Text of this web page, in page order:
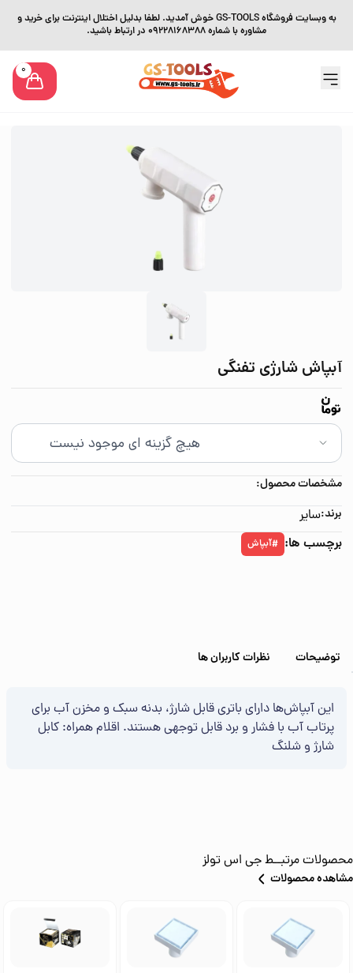
به وبسایت فروشگاه GS-TOOLS خوش آمدید. لطفا بدلیل اختلال اینترنت برای خرید و
مشاوره با شماره 09228168388 در ارتباط باشید.
0
آبپاش شارژی تفنگی
مشخصات محصول:
برند:سایر
برچسب ها: #آبپاش
توضیحات نظرات کاربران ها
این آبپاش‌ها دارای باتری قابل شارژ، بدنه سبک و مخزن آب برای
پرتاب آب با فشار و برد قابل توجهی هستند. اقلام همراه: کابل
شارژ و شلنگ
محصولات مرتبــطجی اس تولز
مشاهده محصولات